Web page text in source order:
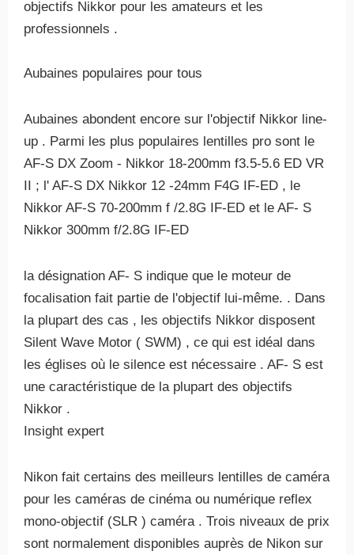
objectifs Nikkor pour les amateurs et les
professionnels .
Aubaines populaires pour tous
Aubaines abondent encore sur l'objectif Nikkor line-
up . Parmi les plus populaires lentilles pro sont le
AF-S DX Zoom - Nikkor 18-200mm f3.5-5.6 ED VR
II ; l' AF-S DX Nikkor 12 -24mm F4G IF-ED , le
Nikkor AF-S 70-200mm f /2.8G IF-ED et le AF- S
Nikkor 300mm f/2.8G IF-ED
la désignation AF- S indique que le moteur de
focalisation fait partie de l'objectif lui-même. . Dans
la plupart des cas , les objectifs Nikkor disposent
Silent Wave Motor ( SWM) , ce qui est idéal dans
les églises où le silence est nécessaire . AF- S est
une caractéristique de la plupart des objectifs
Nikkor .
Insight expert
Nikon fait certains des meilleurs lentilles de caméra
pour les caméras de cinéma ou numérique reflex
mono-objectif (SLR ) caméra . Trois niveaux de prix
sont normalement disponibles auprès de Nikon sur